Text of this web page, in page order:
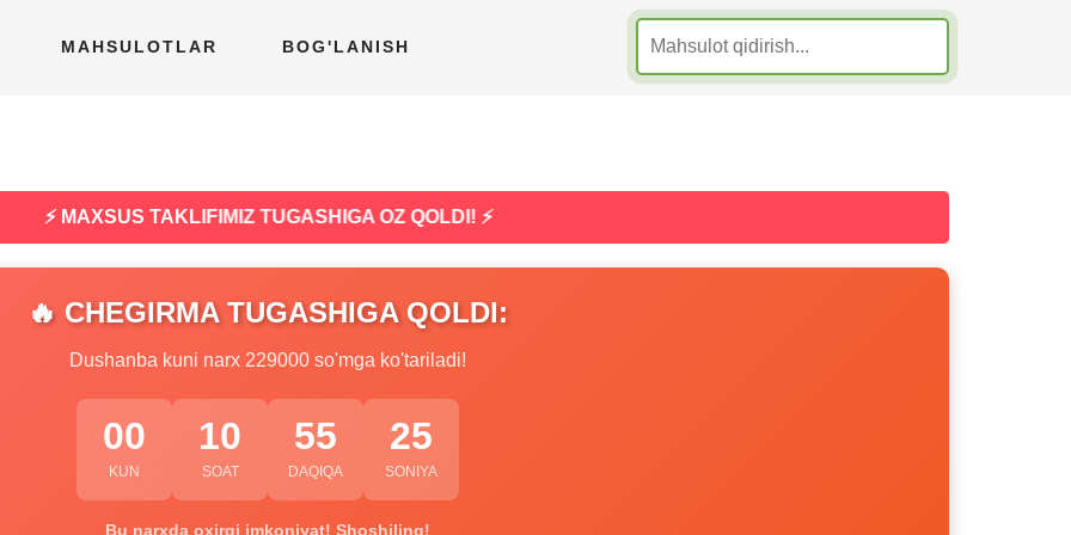
MAHSULOTLAR BOG'LANISH
⚡ MAXSUS TAKLIFIMIZ TUGASHIGA OZ QOLDI! ⚡
🔥 CHEGIRMA TUGASHIGA QOLDI:
Dushanba kuni narx 229000 so'mga ko'tariladi!
00
KUN
10
SOAT
55
DAQIQA
24
SONIYA
Bu narxda oxirgi imkoniyat! Shoshiling!